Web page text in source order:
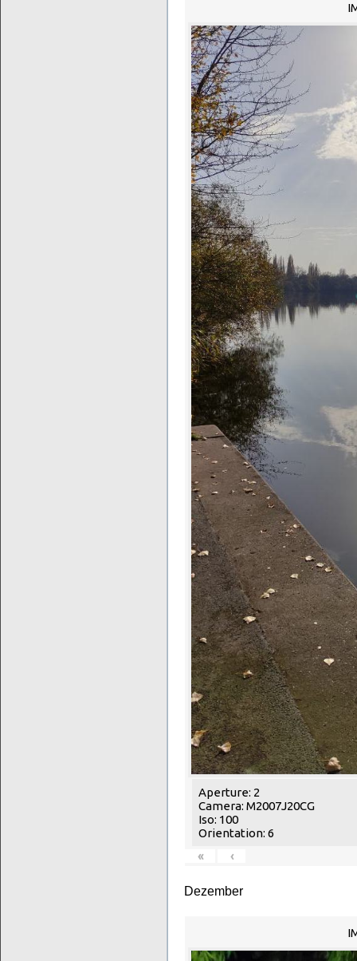
Aperture: 2
Camera: M2007J20CG
Iso: 100
Orientation: 6
«
‹
Dezember